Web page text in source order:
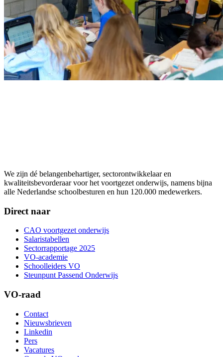
We zijn dé belangenbehartiger, sectorontwikkelaar en
kwaliteitsbevorderaar voor het voortgezet onderwijs, namens bijna
alle Nederlandse schoolbesturen en hun 120.000 medewerkers.
Direct naar
CAO voortgezet onderwijs
Salaristabellen
Sectorrapportage 2025
VO-academie
Schoolleiders VO
Steunpunt Passend Onderwijs
VO-raad
Contact
Nieuwsbrieven
Linkedin
Pers
Vacatures